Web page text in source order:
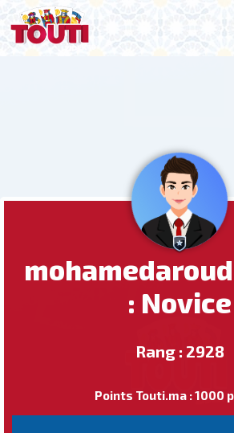
: Novice
Rang : 2928
Points Touti.ma : 1000